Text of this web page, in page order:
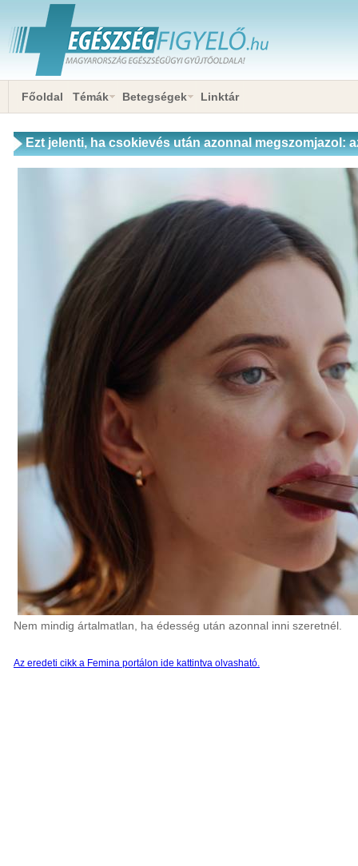
Főoldal Témák Betegségek Linktár
Ezt jelenti, ha csokievés után azonnal megszomjazol:
Nem mindig ártalmatlan, ha édesség után azonnal inni szeretnél.
Az eredeti cikk a Femina portálon ide kattintva olvasható.